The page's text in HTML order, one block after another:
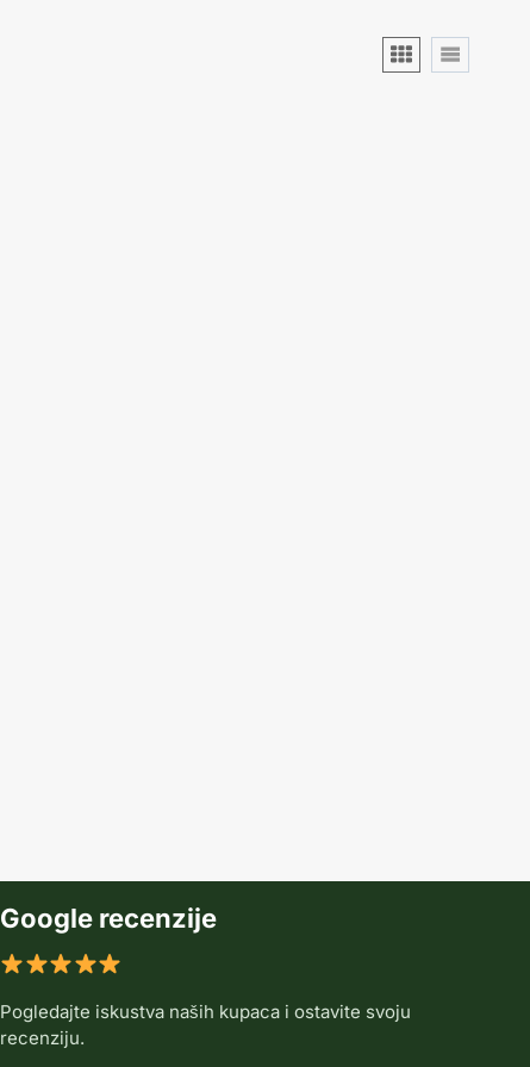
Google recenzije
Pogledajte iskustva naših kupaca i ostavite svoju
recenziju.